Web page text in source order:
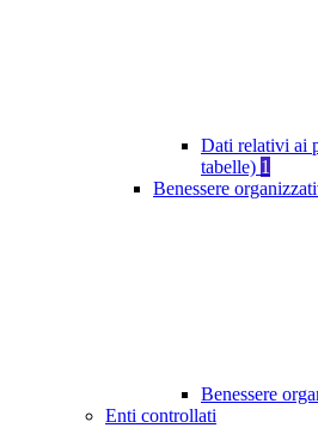
Dati relativi ai
tabelle) 1
Benessere
Benessere
Enti controllati